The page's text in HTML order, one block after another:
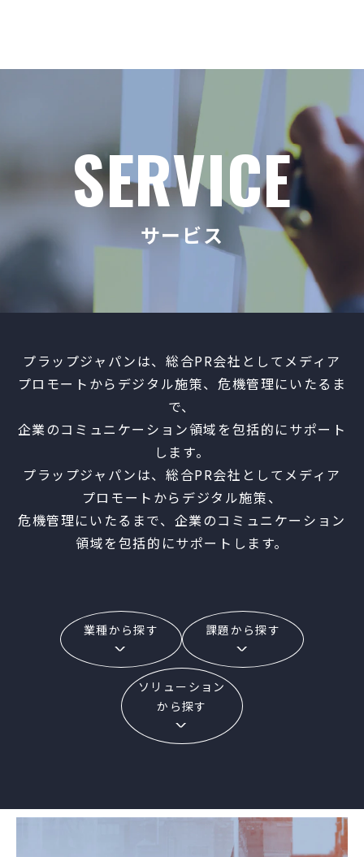
SERVICE
サービス
プラップジャパンは、総合PR会社としてメディア
プロモートからデジタル施策、危機管理にいたるま
で、
企業のコミュニケーション領域を包括的にサポート
します。
プラップジャパンは、総合PR会社としてメディア
プロモートからデジタル施策、
危機管理にいたるまで、企業のコミュニケーション
領域を包括的にサポートします。
業種から探す 課題から探す
ソリューション
から探す